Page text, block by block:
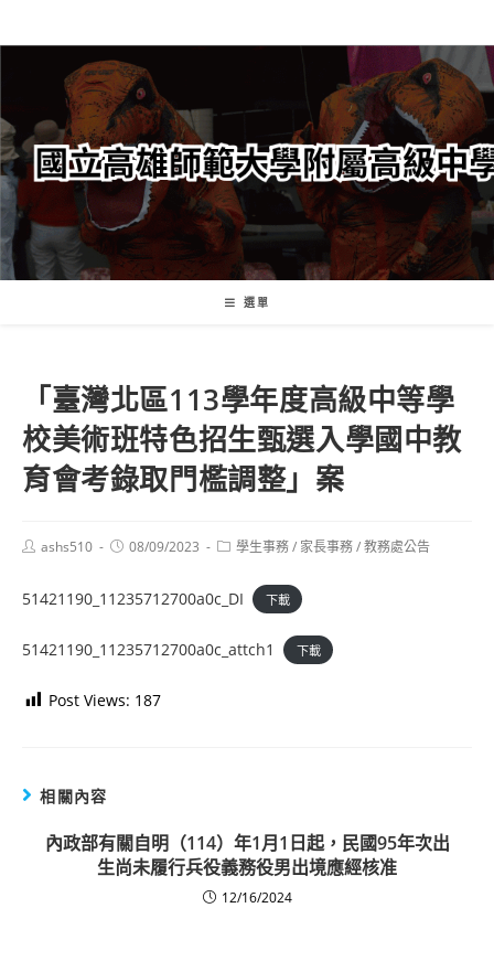
轉
要
內
容
選單
「臺灣北區113學年度高級中等學
校美術班特色招生甄選入學國中教
育會考錄取門檻調整」案
Postashs510
Post08/09/2023
Post學生事務/ 家長事務/教務處公告
51421190_11235712700a0c_DI 下載
51421190_11235712700a0c_attch1 下載
Post Views: 187
相關內容
內政部有關自明（114）年1月1日起，民國95年次出
生尚未履行兵役義務役男出境應經核准
12/16/2024